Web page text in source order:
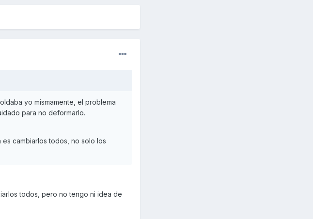
yo mismamente, el problema
para no deformarlo.
cambiarlos todos, no solo los
todos, pero no tengo ni idea de